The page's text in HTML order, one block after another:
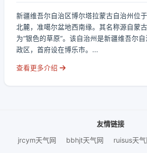
新疆维吾尔自治区博尔塔拉蒙古自治州位
北麓，准噶尔盆地西南缘。其名称源自蒙
为“银色的草原”。该自治州是新疆维吾尔
政区，首府设在博乐市。...
查看更多介绍
友情链接
jrcym天气网
bbhjt天气网 ruisus天气